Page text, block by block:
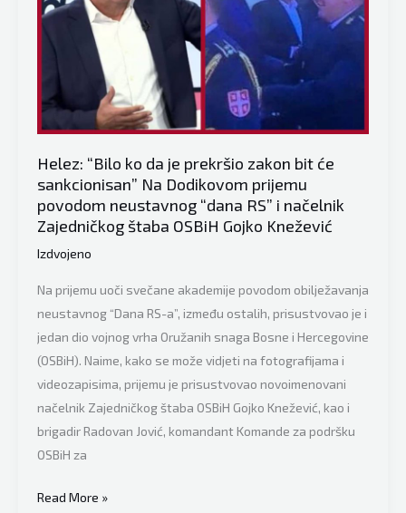
snaga
počast
zločincu
Mladiću
u
Kalinoviku
Helez: “Bilo ko da je prekršio zakon bit će
sankcionisan” Na Dodikovom prijemu
povodom neustavnog “dana RS” i načelnik
Zajedničkog štaba OSBiH Gojko Knežević
Izdvojeno
Na prijemu uoči svečane akademije povodom obilježavanja
neustavnog “Dana RS-a”, između ostalih, prisustvovao je i
jedan dio vojnog vrha Oružanih snaga Bosne i Hercegovine
(OSBiH). Naime, kako se može vidjeti na fotografijama i
videozapisima, prijemu je prisustvovao novoimenovani
načelnik Zajedničkog štaba OSBiH Gojko Knežević, kao i
brigadir Radovan Jović, komandant Komande za podršku
OSBiH za
Helez:
Read More »